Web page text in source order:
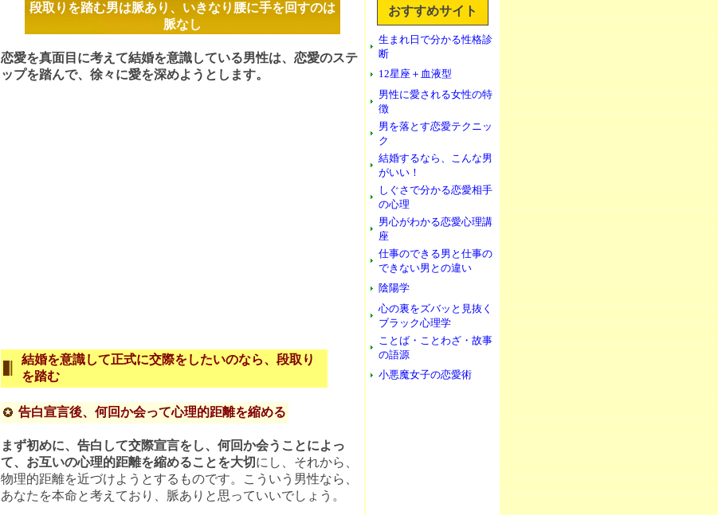
段取りを踏む男は脈あり、いきなり腰に手を回すのは
脈なし
恋愛を真面目に考えて結婚を意識している男性は、恋愛のステ
ップを踏んで、徐々に愛を深めようとします。
結婚を意識して正式に交際をしたいのなら、段取り
を踏む
告白宣言後、何回か会って心理的距離を縮める
まず初めに、告白して交際宣言をし、何回か会うことによっ
て、お互いの心理的距離を縮めることを大切 にし、それから、
物理的距離を近づけようとするものです。こういう男性なら、
あなたを本命と考えており、脈ありと思っていいでしょう。
おすすめサイト
生まれ日で分かる性格診
断
12星座＋血液型
男性に愛される女性の特
徴
男を落とす恋愛テクニッ
ク
結婚するなら、こんな男
がいい！
しぐさで分かる恋愛相手
の心理
男心がわかる恋愛心理講
座
仕事のできる男と仕事の
できない男との違い
陰陽学
心の裏をズバッと見抜く
ブラック心理学
ことば・ことわざ・故事
の語源
小悪魔女子の恋愛術